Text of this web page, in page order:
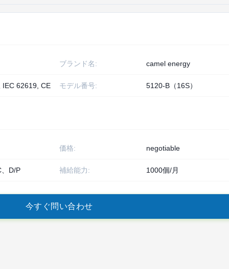
ブランド名: camel energy
IEC 62619, CE モデル番号: 5120-B（16S）
価格: negotiable
D/P 補給能力: 1000個/月
今す ぐ問 い合わせ